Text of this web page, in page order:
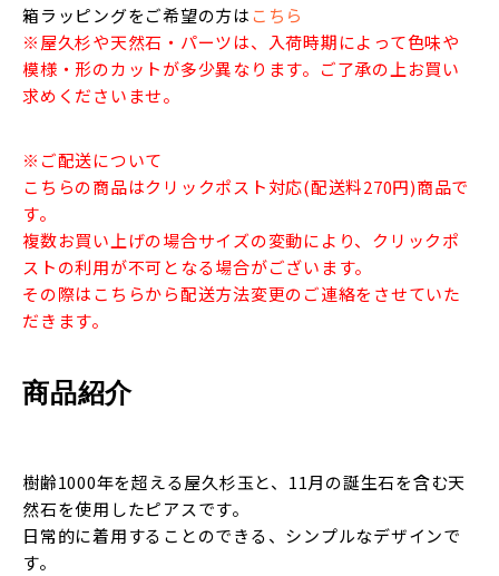
箱ラッピングをご希望の方はこちら
※屋久杉や天然石・パーツは、入荷時期によって色味や
模様・形のカットが多少異なります。ご了承の上お買い
求めくださいませ。
※ご配送について
こちらの商品はクリックポスト対応(配送料270円)商品で
す。
複数お買い上げの場合サイズの変動により、クリックポ
ストの利用が不可となる場合がございます。
その際はこちらから配送方法変更のご連絡をさせていた
だきます。
商品紹介
樹齢1000年を超える屋久杉玉と、11月の誕生石を含む天
然石を使用したピアスです。
日常的に着用することのできる、シンプルなデザインで
す。